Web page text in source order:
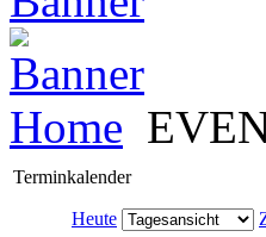
Home
Terminkalender
Heute